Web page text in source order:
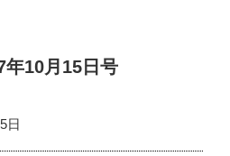
年10月15日号
日